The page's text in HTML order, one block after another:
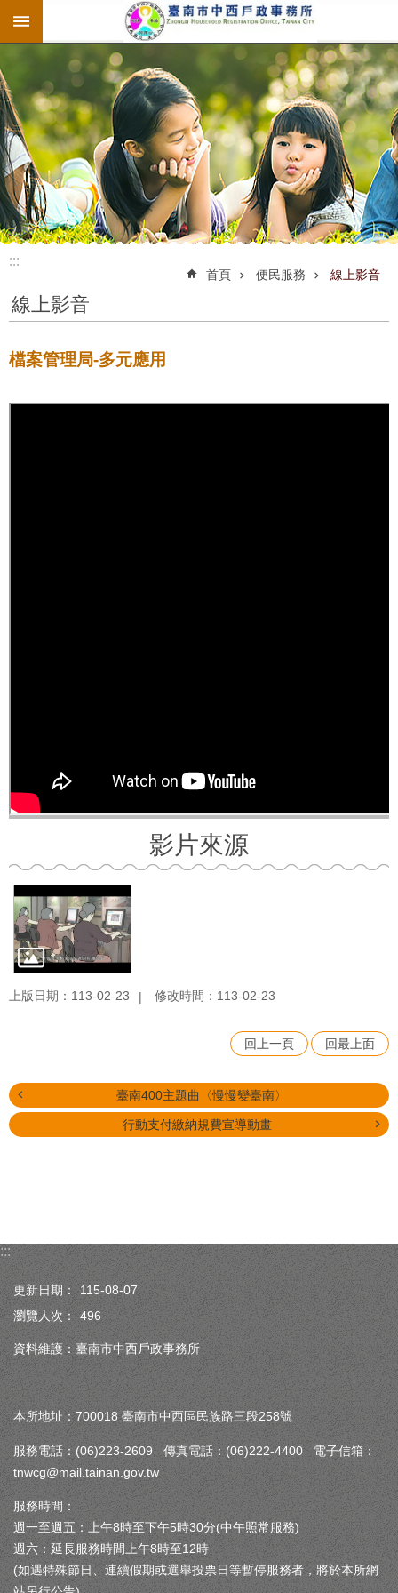
跳到主要內容區塊
:::
:::
首頁 便民服務 線上影音
線上影音
檔案管理局-多元應用
影片來源
上版日期：113-02-23 修改時間：113-02-23
回上一頁 回最上面
臺南400主題曲〈慢慢變臺南〉
行動支付繳納規費宣導動畫
:::
更新日期：
115-08-07
瀏覽人次：
496
資料維護：臺南市中西戶政事務所
本所地址：700018 臺南市中西區民族路三段258號
服務電話：(06)223-2609 傳真電話：(06)222-4400 電子信箱：
tnwcg@mail.tainan.gov.tw
服務時間：
週一至週五：上午8時至下午5時30分(中午照常服務)
週六：延長服務時間上午8時至12時
(如遇特殊節日、連續假期或選舉投票日等暫停服務者，將於本所網